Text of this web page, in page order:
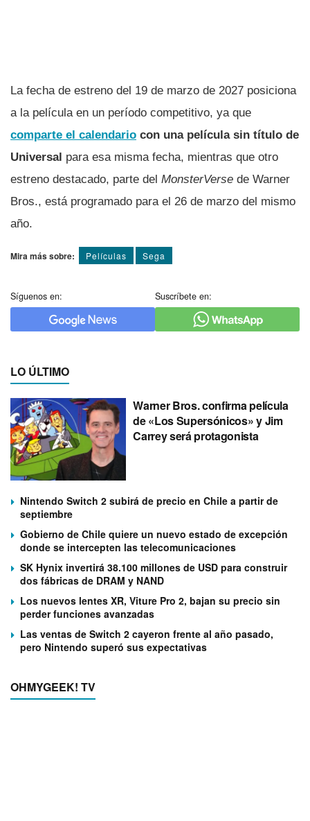
La fecha de estreno del 19 de marzo de 2027 posiciona
a la película en un período competitivo, ya que
comparte el calendario con una película sin título de
Universal para esa misma fecha, mientras que otro
estreno destacado, parte del MonsterVerse de Warner
Bros., está programado para el 26 de marzo del mismo
año.
Mira más sobre: Pelí­culas Sega
Síguenos en: Suscríbete en:
LO ÚLTIMO
Warner Bros. confirma película
de «Los Supersónicos» y Jim
Carrey será protagonista
Nintendo Switch 2 subirá de precio en Chile a partir de
septiembre
Gobierno de Chile quiere un nuevo estado de excepción
donde se intercepten las telecomunicaciones
SK Hynix invertirá 38.100 millones de USD para construir
dos fábricas de DRAM y NAND
Los nuevos lentes XR, Viture Pro 2, bajan su precio sin
perder funciones avanzadas
Las ventas de Switch 2 cayeron frente al año pasado,
pero Nintendo superó sus expectativas
OHMYGEEK! TV